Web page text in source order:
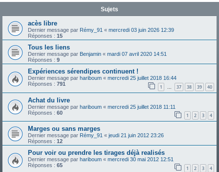
Sujets
acès libre
Dernier message par Rémy_91 « mercredi 03 juin 2026 12:39
Réponses : 15
Tous les liens
Dernier message par Benjamin « mardi 07 avril 2020 14:51
Réponses : 9
Expériences sérendipes continuent !
Dernier message par hariboum « mercredi 25 juillet 2018 16:44
Réponses : 791 1 … 37 38 39 40
Achat du livre
Dernier message par hariboum « mercredi 25 juillet 2018 11:11
Réponses : 60 1 2 3 4
Marges ou sans marges
Dernier message par Rémy_91 « jeudi 21 juin 2012 23:26
Réponses : 12
Pour voir ou prendre les tirages déjà realisés
Dernier message par hariboum « mercredi 30 mai 2012 12:51
Réponses : 65 1 2 3 4